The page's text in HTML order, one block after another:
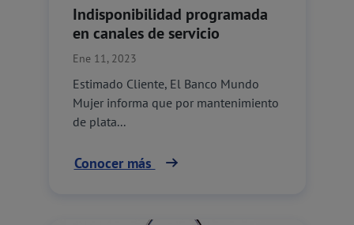
Indisponibilidad programada
en canales de servicio
Ene 11, 2023
Estimado Cliente, El Banco Mundo
Mujer informa que por mantenimiento
de plata...
Conocer más